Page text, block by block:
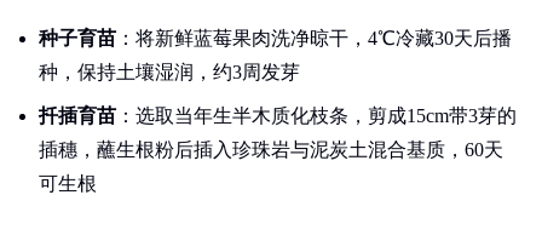
种子育苗 ：将新鲜蓝莓果肉洗净晾干，4℃冷藏30天后播
种，保持土壤湿润，约3周发芽
扦插育苗 ：选取当年生半木质化枝条，剪成15cm带3芽的
插穗，蘸生根粉后插入珍珠岩与泥炭土混合基质，60天
可生根